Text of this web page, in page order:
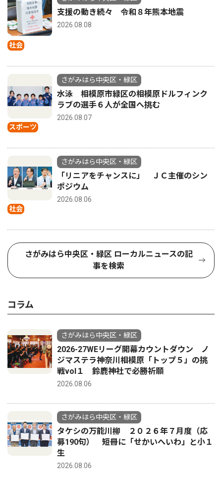
社会
支援の動き続々 令和８年熊本地震
2026.08.08
スポーツ
さがみはら中央区・緑区
水泳 相模原市緑区の相模原ドルフィンク
ラブの選手６人が全国へ挑む
2026.08.07
社会
さがみはら中央区・緑区
「リニアをチャンスに」 ＪＣ主催のシン
ポジウム
2026.08.06
さがみはら中央区・緑区 ローカルニュースの記
事を検索
コラム
さがみはら中央区・緑区
2026-27WEリーグ開幕カウントダウン ノ
ジマステラ神奈川相模原「トップ５」の挑
戦vol１ 鈴鹿神社で必勝祈願
2026.08.06
さがみはら中央区・緑区
タケシの万能川柳 ２０２６年７月度（応
募190句） 短冊に「せかいへいわ」と小１
生
2026.08.06